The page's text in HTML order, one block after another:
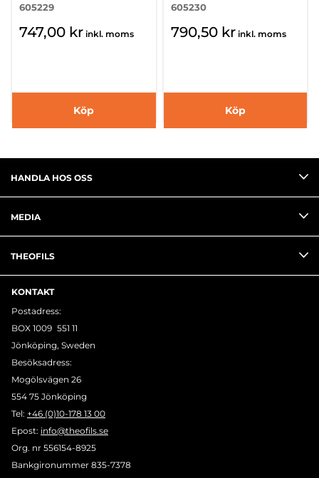
605229
747,00 kr inkl. moms
Köp
605230
790,50 kr inkl. moms
Köp
HANDLA HOS OSS
MEDIA
THEOFILS
KONTAKT
Postadress:
BOX 1009 551 11
Jönköping, Sweden
Besöksadress:
Mogölsvägen 26
554 75 Jönköping
Tel: +46 (0)10-178 13 00
Epost: info@theofils.se
Org. nr 556154-8925
Bankgironummer 835-7378